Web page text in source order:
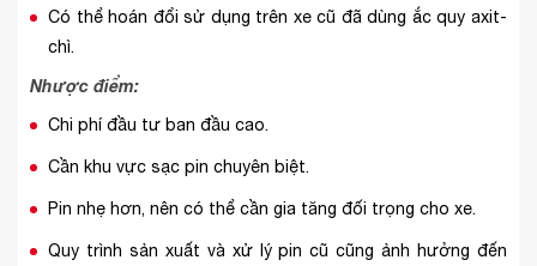
Có thể hoán đổi sử dụng trên xe cũ đã dùng ắc quy axit-
chì.
Nhược điểm:
Chi phí đầu tư ban đầu cao.
Cần khu vực sạc pin chuyên biệt.
Pin nhẹ hơn, nên có thể cần gia tăng đối trọng cho xe.
Quy trình sản xuất và xử lý pin cũ cũng ảnh hưởng đến